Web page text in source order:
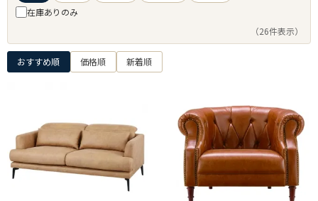
在庫ありのみ
（26件表示）
おすすめ順 価格順 新着順